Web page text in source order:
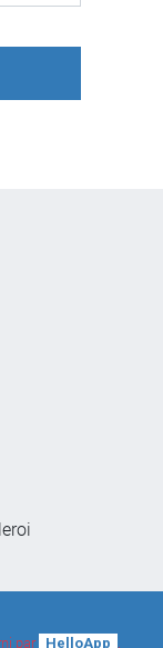
par
HelloApp .